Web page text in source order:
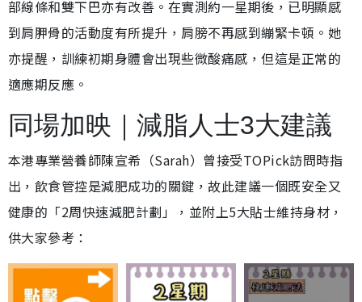
部線條和雙下巴亦有改善。在實測約一星期後，已明顯感
到肩胛骨的活動度有所提升，肩膀不再感到繃緊卡頓。她
亦提醒，訓練初期身體會出現些微酸痛感，但這是正常的
適應期反應。
同場加映｜減脂人士3大建議
本港專業營養師陳宣希（Sarah）曾接受TOPick訪問時指
出，飲食管控是減肥成功的關鍵，故此建議一個既安全又
健康的「2周快速減肥計劃」，並附上5大貼士維持身材，
供大家參考：